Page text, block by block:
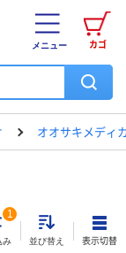
カゴ
メニュー
オオサキメディ
み
1
並び替え 表示切替